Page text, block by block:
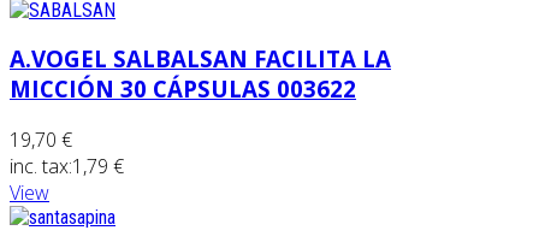
A.VOGEL SALBALSAN FACILITA LA
MICCIÓN 30 CÁPSULAS 003622
19,70 €
inc. tax:1,79 €
View